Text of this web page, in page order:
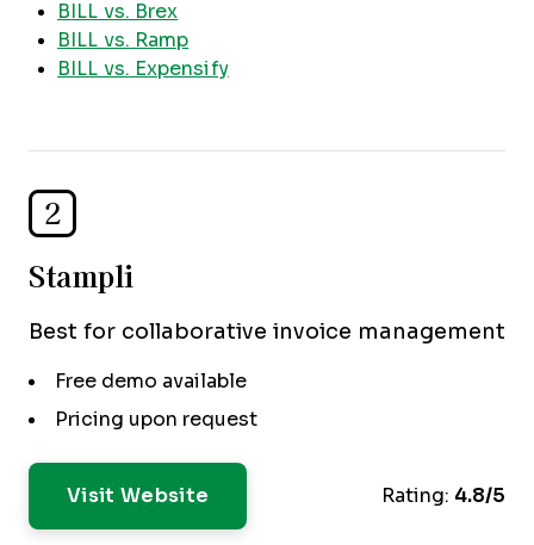
BILL vs. Brex
BILL vs. Ramp
BILL vs. Expensify
2
Stampli
Best for collaborative invoice management
Free demo available
Pricing upon request
Visit Website Rating: 4.8/5